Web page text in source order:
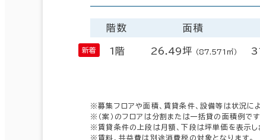
階数 面積
1階 26.49坪 （87.571㎡）
※募集フロアや面積、賃貸条件、設備等は状況に
※（案）のフロアは分割または一括貸の面積例です
※賃貸条件の上段は月額、下段は坪単価を表示し
※賃料、共益費は別途消費税の対象となります。